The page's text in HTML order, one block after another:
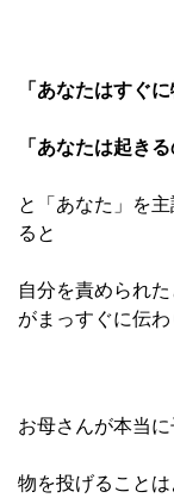
「あなたはすぐ
「あなたは起き
と「あなた」を
ると
自分を責められ
がまっすぐに伝わ
お母さんが本当に
物を投げること